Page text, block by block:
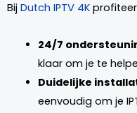
Bij Dutch IPTV 4K
24/7
klaar om je te
Duidelijke
eenvoudig om je